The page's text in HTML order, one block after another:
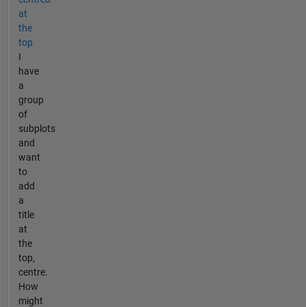
at
the
top
I
have
a
group
of
subplots
and
want
to
add
a
title
at
the
top,
centre.
How
might